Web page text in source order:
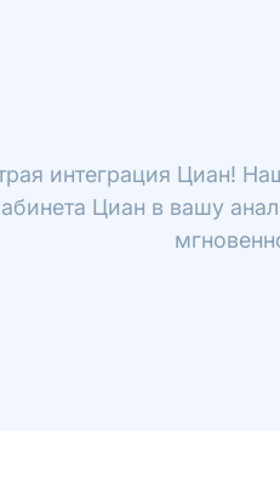
интеграция Циан!
Циан в вашу